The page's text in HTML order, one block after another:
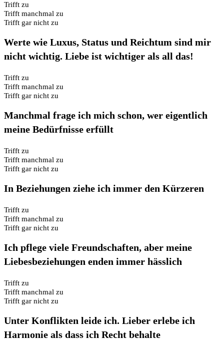
Trifft zu
Trifft manchmal zu
Trifft gar nicht zu
Werte wie Luxus, Status und Reichtum sind mir
nicht wichtig. Liebe ist wichtiger als all das!
Trifft zu
Trifft manchmal zu
Trifft gar nicht zu
Manchmal frage ich mich schon, wer eigentlich
meine Bedürfnisse erfüllt
Trifft zu
Trifft manchmal zu
Trifft gar nicht zu
In Beziehungen ziehe ich immer den Kürzeren
Trifft zu
Trifft manchmal zu
Trifft gar nicht zu
Ich pflege viele Freundschaften, aber meine
Liebesbeziehungen enden immer hässlich
Trifft zu
Trifft manchmal zu
Trifft gar nicht zu
Unter Konflikten leide ich. Lieber erlebe ich
Harmonie als dass ich Recht behalte